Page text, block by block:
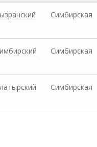
Симбирская
Симбирская
Симбирская